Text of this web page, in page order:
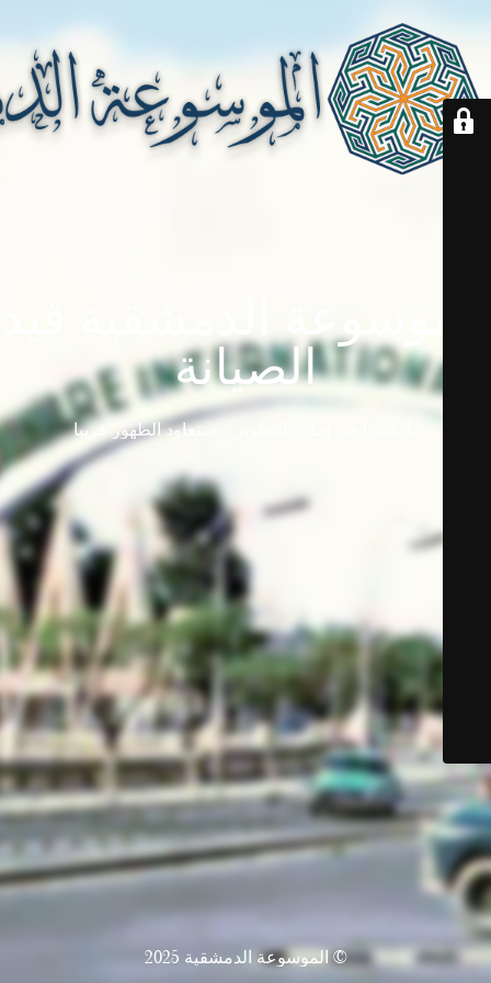
الصيانة
دامابيديا في إجازة للتطوير ... ستعاود الظهور قريباً
© الموسوعة الدمشقية 2025